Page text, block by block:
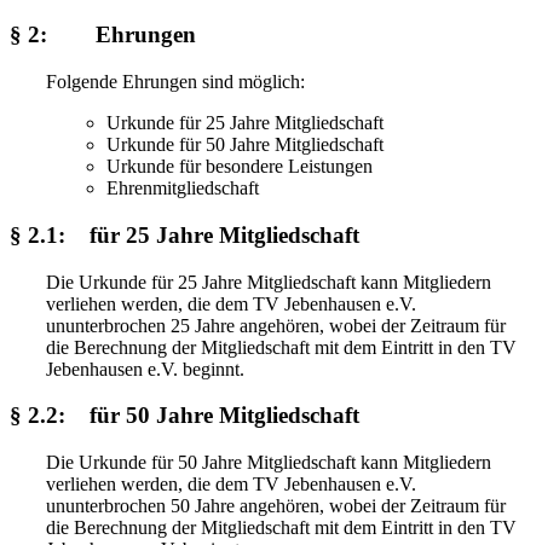
§ 2: Ehrungen
Folgende Ehrungen sind möglich:
Urkunde für 25 Jahre Mitgliedschaft
Urkunde für 50 Jahre Mitgliedschaft
Urkunde für besondere Leistungen
Ehrenmitgliedschaft
§ 2.1: für 25 Jahre Mitgliedschaft
Die Urkunde für 25 Jahre Mitgliedschaft kann Mitgliedern
verliehen werden, die dem TV Jebenhausen e.V.
ununterbrochen 25 Jahre angehören, wobei der Zeitraum für
die Berechnung der Mitgliedschaft mit dem Eintritt in den TV
Jebenhausen e.V. beginnt.
§ 2.2: für 50 Jahre Mitgliedschaft
Die Urkunde für 50 Jahre Mitgliedschaft kann Mitgliedern
verliehen werden, die dem TV Jebenhausen e.V.
ununterbrochen 50 Jahre angehören, wobei der Zeitraum für
die Berechnung der Mitgliedschaft mit dem Eintritt in den TV